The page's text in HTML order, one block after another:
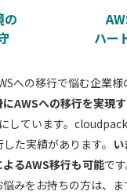
の
ハー
への移行で悩む企業様
AWSへの移行を実現
にしています。
た実績があります。
るAWS移行も可能で
みをお持ちの方は、